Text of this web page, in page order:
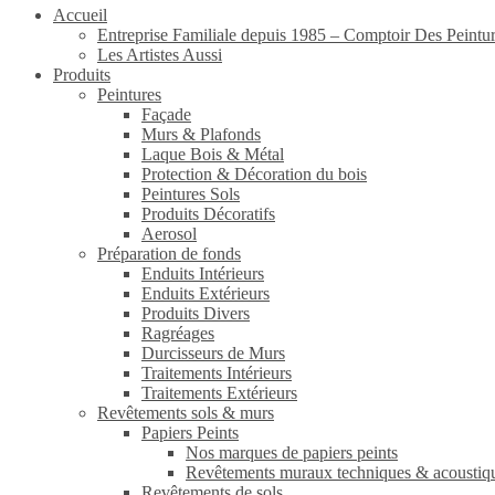
Accueil
Entreprise Familiale depuis 1985 – Comptoir Des
Les Artistes Aussi
Produits
Peintures
Façade
Murs & Plafonds
Laque Bois & Métal
Protection & Décoration du bois
Peintures Sols
Produits Décoratifs
Aerosol
Préparation de fonds
Enduits Intérieurs
Enduits Extérieurs
Produits Divers
Ragréages
Durcisseurs de Murs
Traitements Intérieurs
Traitements Extérieurs
Revêtements sols & murs
Papiers Peints
Nos marques de papiers peints
Revêtements muraux techniques &